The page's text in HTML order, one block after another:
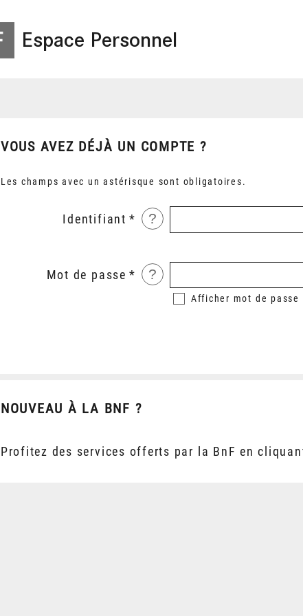
Espace Personnel
VOUS AVEZ DÉJÀ UN COMPTE ?
Les champs avec un astérisque sont obligatoires.
Identifiant ?
Mot de passe ?
Afficher mot de passe
NOUVEAU À LA BNF ?
Profitez des services offerts par la BnF en